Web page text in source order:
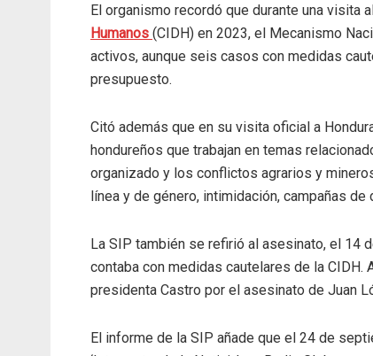
El organismo recordó que durante una visita
Humanos (CIDH) en 2023, el Mecanismo
activos, aunque seis casos con medidas
presupuesto.
Citó además que en su visita oficial a
hondureños que trabajan en temas
organizado y los conflictos agrarios y
línea y de género, intimidación, campañas
La SIP también se refirió al asesinato, el 14
contaba con medidas cautelares de la
presidenta Castro por el asesinato de Juan
El informe de la SIP añade que el 24 de